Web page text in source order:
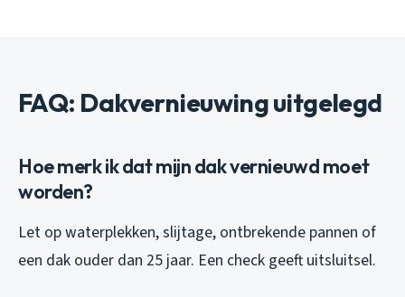
FAQ: Dakvernieuwing uitgelegd
Hoe merk ik dat mijn dak vernieuwd moet
worden?
Let op waterplekken, slijtage, ontbrekende pannen of
een dak ouder dan 25 jaar. Een check geeft uitsluitsel.